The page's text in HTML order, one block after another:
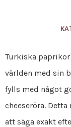
Turkiska
världen med sin
fylls med något
cheeseröra.
att säga exakt